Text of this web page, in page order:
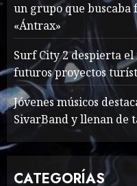
2
un grupo que
«Ántrax»
Surf City 2 despierta
futuros proyectos
Jóvenes músicos
SivarBand y llenan de
CATEGORÍAS